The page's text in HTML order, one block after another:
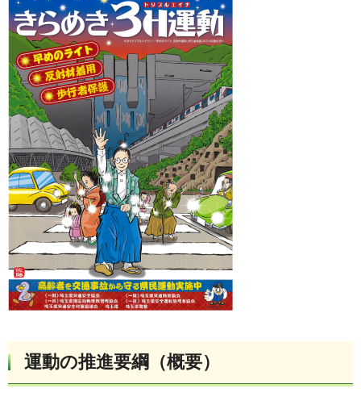
運動の推進要綱（概要）